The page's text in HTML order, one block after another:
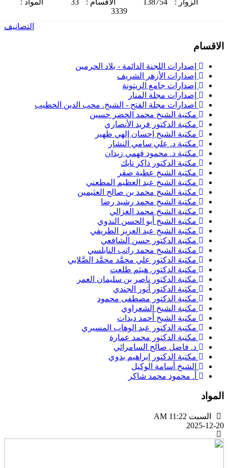
الزوار : 138754 الاقسام : 33
المواد :
3339
التصانيف
إصدارات اللجنة الدائمة - بلاد الحرمين
إصدارات الأزهر الشريف
إصدارات جامع الزيتونة
إصدارات مجلة المنار
اصدارات مجلة الفتح - الشيخ. محب الدين الخطيب
مكتبة الشيخ محمد الخضر حسين
مكتبة الدكتور فريد الأنصاري
مكتبة الشيخ إحسان إلهي ظهير
مكتبة د. علي سامي النشار
مكتبة د. محمود فهمي زيدان
مكتبة الدكتور ذاكر نايك
مكتبة الشيخ عطية صقر
مكتبة الشيخ عبد العظيم المطعني
مكتبة الشيخ محمد بن صالح العثيمين
مكتبة الشيخ محمد رشيد رضا
مكتبة الشيخ محمد الغزالي
مكتبة الشيخ أبو الحسن الندوي
مكتبة الشيخ عبد العزيز الطريفي
مكتبة الدكتور حسن الشافعي
مكتبة الشيخ محمد راتب النابلسي
مكتبة الدكتور علي محمَّد محمَّد الصَّلابي
مكتبة الدكتور. هيثم طلعت
مكتبة الدكتور ناصر بن سليمان العمر
مكتبة الدكتور أنور الجندي
مكتبة الدكتور مصطفى محمود
مكتبة الشيخ الشعراوي
مكتبة الشيخ أحمد ديدات
مكتبة الدكتور عبد الوهاب المسيري
مكتبة الدكتور محمد عمارة
د. فاضل صالح السامرائي
مكتبة الدكتور إبراهيم بدوي
الشيخ أسامة الوكيل
أ. محمود محمد شاكر
السبت AM 11:22
2025-12-